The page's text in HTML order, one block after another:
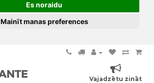
Es noraidu
Mainīt manas preferences
Vajadzētu zināt